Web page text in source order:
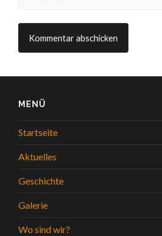
MENÜ
Startseite
Aktuelles
Geschichte
Galerie
Wo sind wir?